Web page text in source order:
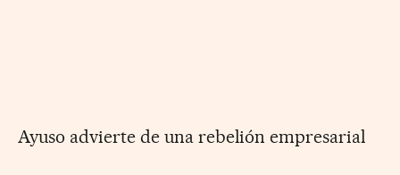
Ayuso advierte de una rebelión empresarial